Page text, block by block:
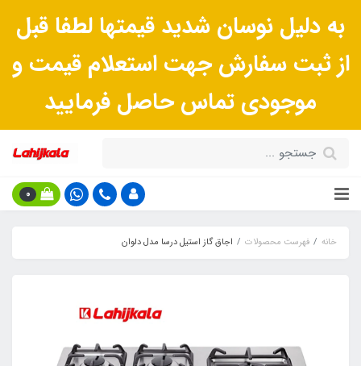
به دلیل نوسان شدید قیمتها لطفا قبل
از ثبت سفارش جهت استعلام قیمت و
موجودی تماس حاصل فرمایید
0
خانه فهرست محصولات اجاق گاز استیل درسا مدل دلوان